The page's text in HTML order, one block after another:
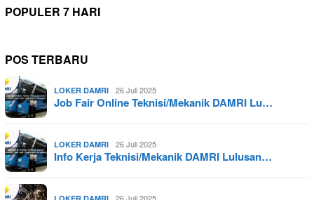
POPULER 7 HARI
POS TERBARU
LOKER DAMRI 26 Juli 2025
Job Fair Online Teknisi/Mekanik DAMRI Lu…
LOKER DAMRI 26 Juli 2025
Info Kerja Teknisi/Mekanik DAMRI Lulusan…